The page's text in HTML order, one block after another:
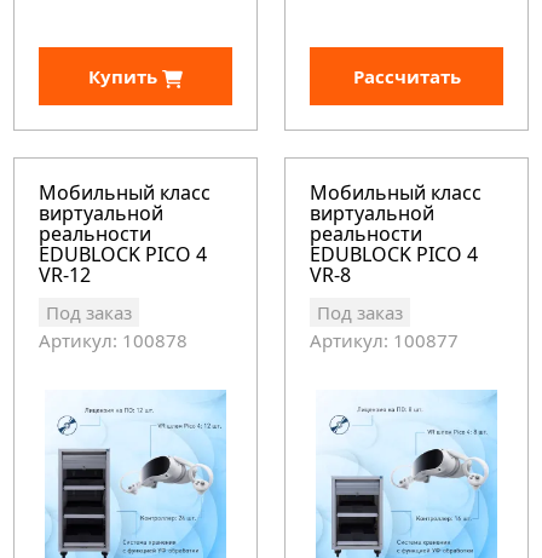
Купить Рассчитать
Мобильный класс
виртуальной
реальности
EDUBLOCK PICO 4
VR-12
Под заказ
Артикул: 100878
Мобильный класс
виртуальной
реальности
EDUBLOCK PICO 4
VR-8
Под заказ
Артикул: 100877